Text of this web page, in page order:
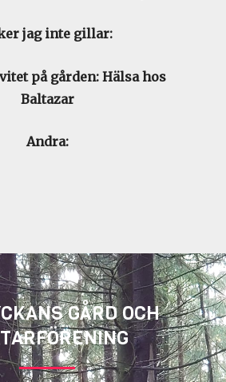
jag inte gillar:
på gården: Hälsa hos
Baltazar
Andra:
GÅRD OCH